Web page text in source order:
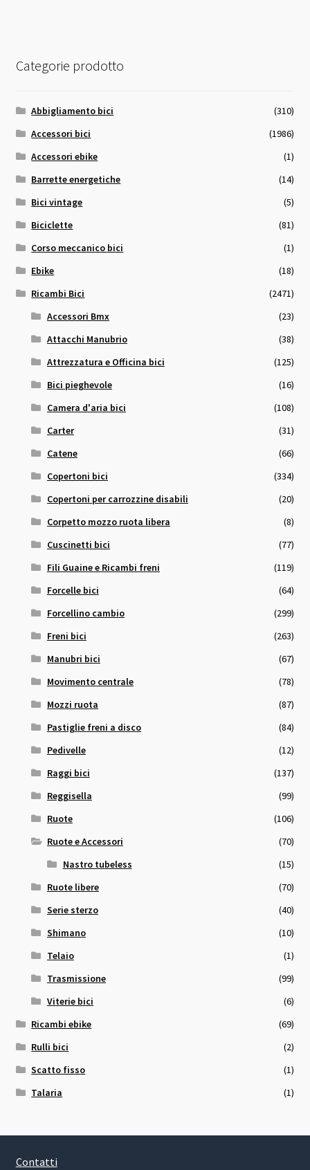
Categorie prodotto
Abbigliamento bici
(310)
Accessori bici
(1986)
Accessori ebike
(1)
Barrette energetiche
(14)
Bici vintage
(5)
Biciclette
(81)
Corso meccanico bici
(1)
Ebike
(18)
Ricambi Bici
(2471)
Accessori Bmx
(23)
Attacchi Manubrio
(38)
Attrezzatura e Officina bici
(125)
Bici pieghevole
(16)
Camera d'aria bici
(108)
Carter
(31)
Catene
(66)
Copertoni bici
(334)
Copertoni per carrozzine disabili
(20)
Corpetto mozzo ruota libera
(8)
Cuscinetti bici
(77)
Fili Guaine e Ricambi freni
(119)
Forcelle bici
(64)
Forcellino cambio
(299)
Freni bici
(263)
Manubri bici
(67)
Movimento centrale
(78)
Mozzi ruota
(87)
Pastiglie freni a disco
(84)
Pedivelle
(12)
Raggi bici
(137)
Reggisella
(99)
Ruote
(106)
Ruote e Accessori
(70)
Nastro tubeless
(15)
Ruote libere
(70)
Serie sterzo
(40)
Shimano
(10)
Telaio
(1)
Trasmissione
(99)
Viterie bici
(6)
Ricambi ebike
(69)
Rulli bici
(2)
Scatto fisso
(1)
Talaria
(1)
Contatti